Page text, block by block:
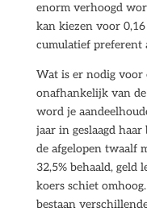
enorm verhoogd
kan kiezen voor
cumulatief preferent
Wat is er nodig voor
onafhankelijk van
word je
jaar in geslaagd
de afgelopen twaalf
32,5% behaald, geld
koers schiet
bestaan